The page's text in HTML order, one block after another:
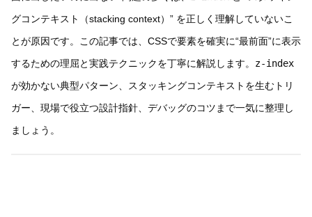
グコンテキスト（stacking context）” を正しく理解していないこ
とが原因です。この記事では、CSSで要素を確実に“最前面”に表示
するための理屈と実践テクニックを丁寧に解説します。 z-index
が効かない典型パターン、スタッキングコンテキストを生むトリ
ガー、現場で役立つ設計指針、デバッグのコツまで一気に整理し
ましょう。